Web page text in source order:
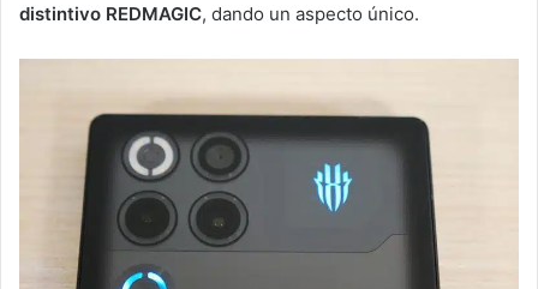
distintivo REDMAGIC, dando un aspecto único.